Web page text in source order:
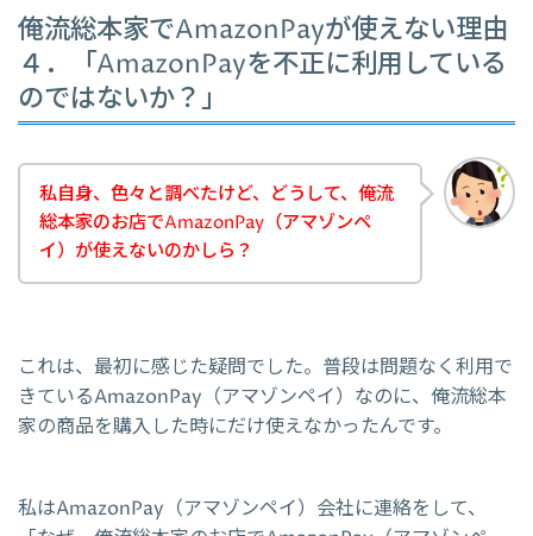
俺流総本家でAmazonPayが使えない理由
４．「AmazonPayを不正に利用している
のではないか？」
私自身、色々と調べたけど、どうして、俺流
総本家のお店でAmazonPay（アマゾンペ
イ）が使えないのかしら？
これは、最初に感じた疑問でした。普段は問題なく利用で
きているAmazonPay（アマゾンペイ）なのに、俺流総本
家の商品を購入した時にだけ使えなかったんです。
私はAmazonPay（アマゾンペイ）会社に連絡をして、